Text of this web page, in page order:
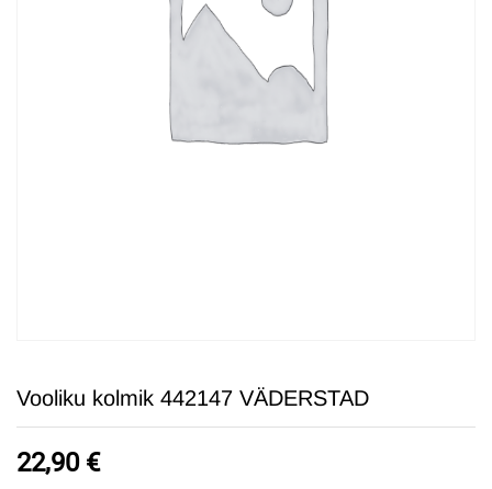
Vooliku kolmik 442147 VÄDERSTAD
22,90 €